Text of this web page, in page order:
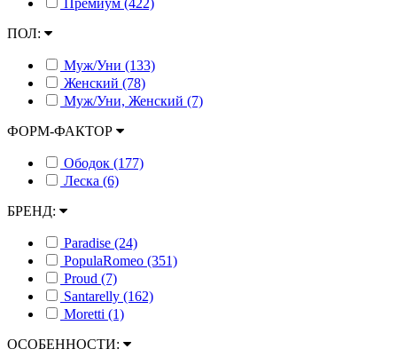
Премиум (422)
ПОЛ:
Муж/Уни (133)
Женский (78)
Муж/Уни, Женский (7)
ФОРМ-ФАКТОР
Ободок (177)
Леска (6)
БРЕНД:
Paradise (24)
PopulaRomeo (351)
Proud (7)
Santarelly (162)
Moretti (1)
ОСОБЕННОСТИ: